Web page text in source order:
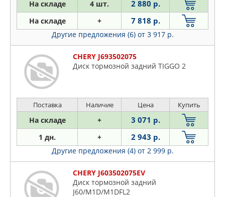
На складе 4 шт. 2 880 р.
На складе + 7 818 р.
Другие предложения (6) от 3 917 р.
CHERY J693502075
Диск тормозной задний TIGGO 2
Поставка Наличие Цена Купить
На складе + 3 071 р.
1 дн. + 2 943 р.
Другие предложения (4) от 2 999 р.
CHERY J603502075EV
Диск тормозной задний
J60/M1D/M1DFL2